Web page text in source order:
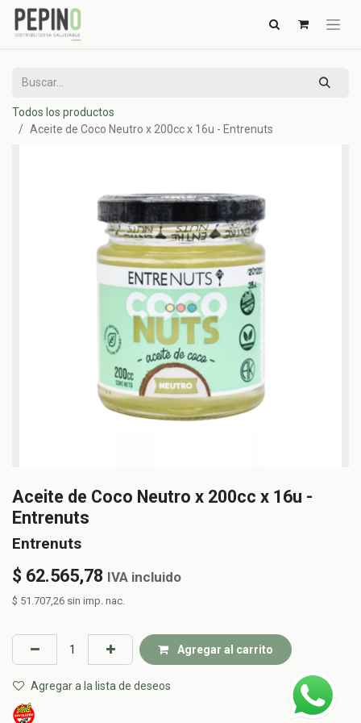
Todos los productos
Aceite de Coco Neutro x 200cc x 16u - Entrenuts
Aceite de Coco Neutro x 200cc x 16u -
Entrenuts
Entrenuts
$ 62.565,78 IVA incluido
$ 51.707,26 sin imp. nac.
Agregar al carrito
Agregar a la lista de deseos